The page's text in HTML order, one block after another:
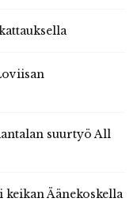
suurtyö All
Äänekoskella